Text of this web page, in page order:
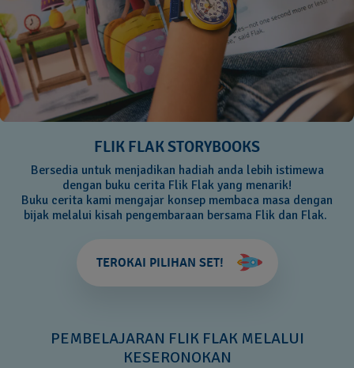
FLIK FLAK STORYBOOKS
Bersedia untuk menjadikan hadiah anda lebih istimewa
dengan buku cerita Flik Flak yang menarik!
Buku cerita kami mengajar konsep membaca masa dengan
bijak melalui kisah pengembaraan bersama Flik dan Flak.
TEROKAI PILIHAN SET!
PEMBELAJARAN FLIK FLAK MELALUI
KESERONOKAN